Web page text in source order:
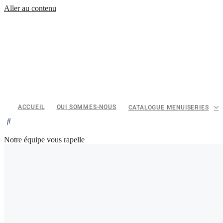
Aller au contenu
ACCUEIL QUI SOMMES-NOUS CATALOGUE MENUISERIES
Notre équipe vous rapelle